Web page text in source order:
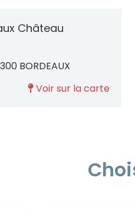
Château
BORDEAUX
Voir sur la carte